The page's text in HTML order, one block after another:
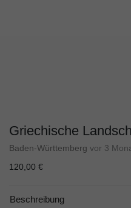
Griechische
Baden-Württemberg vor 3
120,00 €
Beschreibung